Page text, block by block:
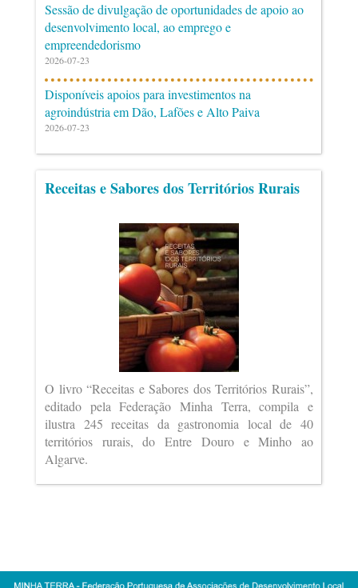
Sessão de divulgação de oportunidades de apoio ao
desenvolvimento local, ao emprego e
empreendedorismo
2026-07-23
Disponíveis apoios para investimentos na
agroindústria em Dão, Lafões e Alto Paiva
2026-07-23
Receitas e Sabores dos Territórios Rurais
O livro “Receitas e Sabores dos Territórios Rurais”,
editado pela Federação Minha Terra, compila e
ilustra 245 receitas da gastronomia local de 40
territórios rurais, do Entre Douro e Minho ao
Algarve.